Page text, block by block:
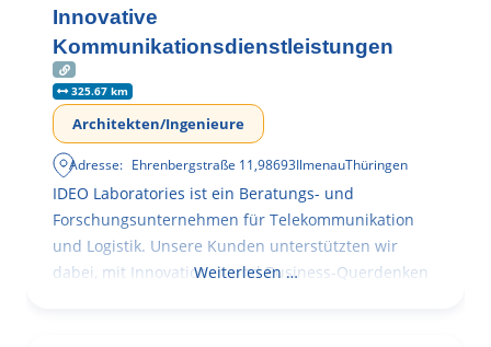
Innovative
Kommunikationsdienstleistungen
325.67 km
Architekten/Ingenieure
Adresse: Ehrenbergstraße 11,98693IlmenauThüringen
IDEO Laboratories ist ein Beratungs- und
Forschungsunternehmen für Telekommunikation
und Logistik. Unsere Kunden unterstützten wir
dabei, mit Innovationen und Business-Querdenken
Weiterlesen …